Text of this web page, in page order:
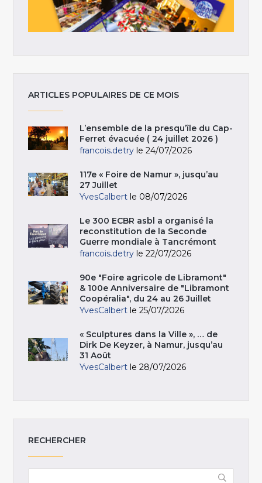
ARTICLES POPULAIRES DE CE MOIS
L’ensemble de la presqu’île du Cap-
Ferret évacuée ( 24 juillet 2026 )
francois.detry le 24/07/2026
117e « Foire de Namur », jusqu’au
27 Juillet
YvesCalbert le 08/07/2026
Le 300 ECBR asbl a organisé la
reconstitution de la Seconde
Guerre mondiale à Tancrémont
francois.detry le 22/07/2026
90e "Foire agricole de Libramont"
& 100e Anniversaire de "Libramont
Coopéralia", du 24 au 26 Juillet
YvesCalbert le 25/07/2026
« Sculptures dans la Ville », … de
Dirk De Keyzer, à Namur, jusqu’au
31 Août
YvesCalbert le 28/07/2026
RECHERCHER